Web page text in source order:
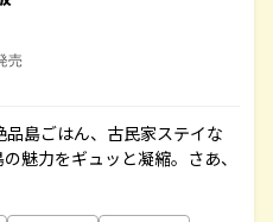
売
島ごはん、古民家ステイな
魅力をギュッと凝縮。さあ、